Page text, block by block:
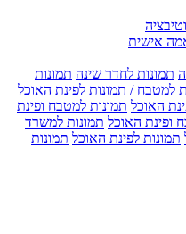
אישית
תמונות לחדר שינה תמונות
למטבח / תמונות לפינת האוכל
האוכל תמונות למטבח ופינת
ופינת האוכל תמונות למשרד
תמונות לפינת האוכל תמונות